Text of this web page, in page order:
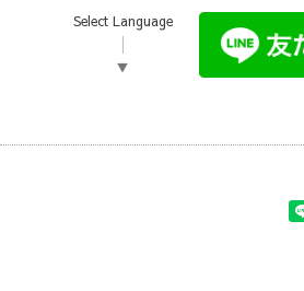
Select Language
▼